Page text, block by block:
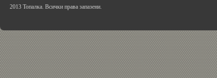
2013 Топалка. Всички права запазени.